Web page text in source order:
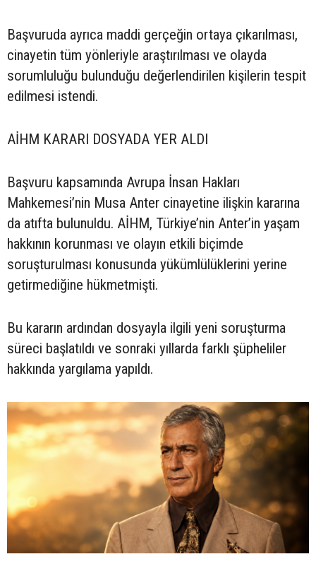
Başvuruda ayrıca maddi gerçeğin ortaya çıkarılması,
cinayetin tüm yönleriyle araştırılması ve olayda
sorumluluğu bulunduğu değerlendirilen kişilerin tespit
edilmesi istendi.
AİHM KARARI DOSYADA YER ALDI
Başvuru kapsamında Avrupa İnsan Hakları
Mahkemesi’nin Musa Anter cinayetine ilişkin kararına
da atıfta bulunuldu. AİHM, Türkiye’nin Anter’in yaşam
hakkının korunması ve olayın etkili biçimde
soruşturulması konusunda yükümlülüklerini yerine
getirmediğine hükmetmişti.
Bu kararın ardından dosyayla ilgili yeni soruşturma
süreci başlatıldı ve sonraki yıllarda farklı şüpheliler
hakkında yargılama yapıldı.